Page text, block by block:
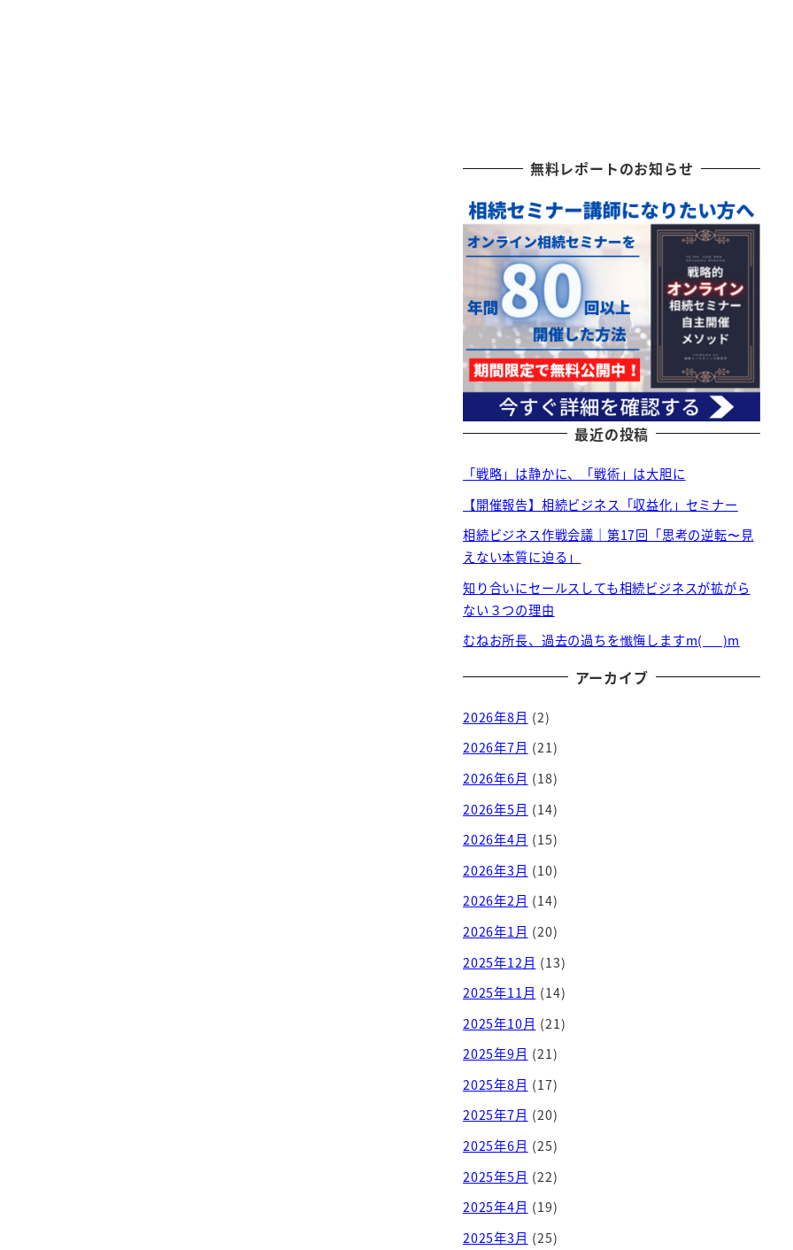
無料レポートのお知らせ
最近の投稿
「戦略」は静かに、「戦術」は大胆に
【開催報告】相続ビジネス「収益化」セミナー
相続ビジネス作戦会議｜第17回「思考の逆転〜見
えない本質に迫る」
知り合いにセールスしても相続ビジネスが拡がら
ない３つの理由
むねお所長、過去の過ちを懺悔しますm(_ _)m
アーカイブ
2026年8月 (2)
2026年7月 (21)
2026年6月 (18)
2026年5月 (14)
2026年4月 (15)
2026年3月 (10)
2026年2月 (14)
2026年1月 (20)
2025年12月 (13)
2025年11月 (14)
2025年10月 (21)
2025年9月 (21)
2025年8月 (17)
2025年7月 (20)
2025年6月 (25)
2025年5月 (22)
2025年4月 (19)
2025年3月 (25)